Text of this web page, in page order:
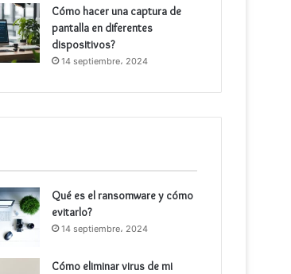
Cómo hacer una captura de
pantalla en diferentes
dispositivos?
14 septiembre، 2024
Qué es el ransomware y cómo
evitarlo?
14 septiembre، 2024
Cómo eliminar virus de mi